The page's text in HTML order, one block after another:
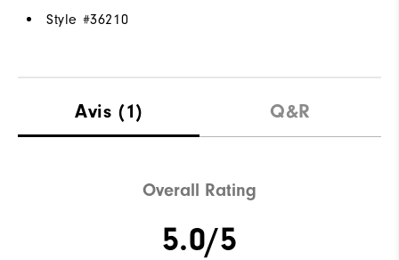
Style #36210
Avis (1) Q&R
Overall Rating
5.0/5